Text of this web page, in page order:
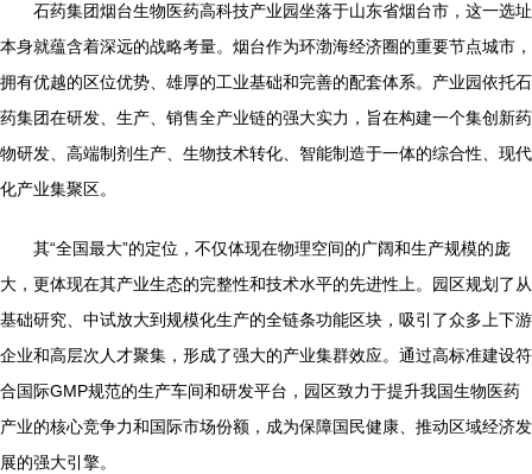
石药集团烟台生物医药高科技产业园坐落于山东省烟台市，这一选址
本身就蕴含着深远的战略考量。烟台作为环渤海经济圈的重要节点城市，
拥有优越的区位优势、雄厚的工业基础和完善的配套体系。产业园依托石
药集团在研发、生产、销售全产业链的强大实力，旨在构建一个集创新药
物研发、高端制剂生产、生物技术转化、智能制造于一体的综合性、现代
化产业集聚区。
其“全国最大”的定位，不仅体现在物理空间的广阔和生产规模的庞
大，更体现在其产业生态的完整性和技术水平的先进性上。园区规划了从
基础研究、中试放大到规模化生产的全链条功能区块，吸引了众多上下游
企业和高层次人才聚集，形成了强大的产业集群效应。通过高标准建设符
合国际GMP规范的生产车间和研发平台，园区致力于提升我国生物医药
产业的核心竞争力和国际市场份额，成为保障国民健康、推动区域经济发
展的强大引擎。